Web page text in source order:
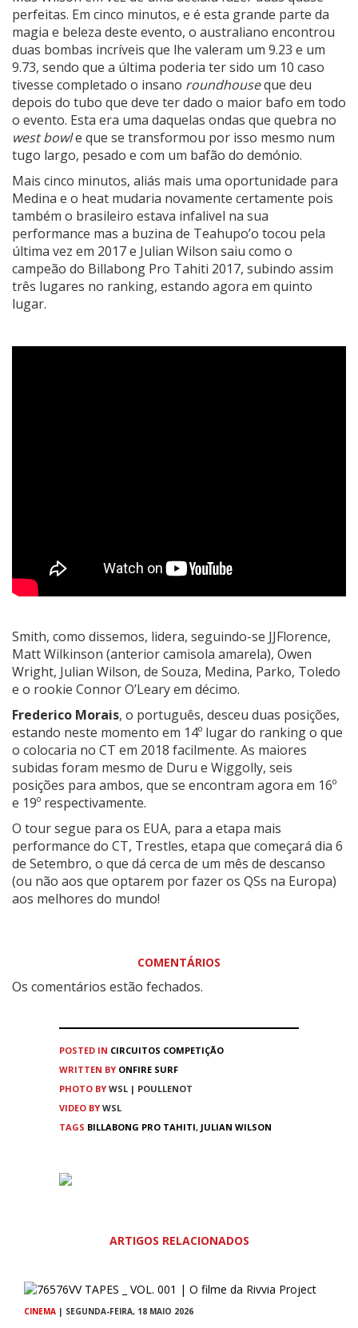
perfeitas. Em cinco minutos, e é esta grande parte da
magia e beleza deste evento, o australiano encontrou
duas bombas incríveis que lhe valeram um 9.23 e um
9.73, sendo que a última poderia ter sido um 10 caso
tivesse completado o insano roundhouseque deu
depois do tubo que deve ter dado o maior bafo em todo
o evento. Esta era uma daquelas ondas que quebra no
west bowle que se transformou por isso mesmo num
tugo largo, pesado e com um bafão do demónio.
Mais cinco minutos, aliás mais uma oportunidade para
Medina e o heat mudaria novamente certamente pois
também o brasileiro estava infalivel na sua
performance mas a buzina de Teahupo’o tocou pela
última vez em 2017 e Julian Wilson saiu como o
campeão do Billabong Pro Tahiti 2017, subindo assim
três lugares no ranking, estando agora em quinto
lugar.
Smith, como dissemos, lidera, seguindo-se JJFlorence,
Matt Wilkinson (anterior camisola amarela), Owen
Wright, Julian Wilson, de Souza, Medina, Parko, Toledo
e o rookie Connor O’Leary em décimo.
Frederico Morais, o português, desceu duas posições,
estando neste momento em 14º lugar do ranking o que
o colocaria no CT em 2018 facilmente. As maiores
subidas foram mesmo de Duru e Wiggolly, seis
posições para ambos, que se encontram agora em 16º
e 19º respectivamente.
O tour segue para os EUA, para a etapa mais
performance do CT, Trestles, etapa que começará dia 6
de Setembro, o que dá cerca de um mês de descanso
(ou não aos que optarem por fazer os QSs na Europa)
aos melhores do mundo!
COMENTÁRIOS
Os comentários estão fechados.
POSTED IN CIRCUITOS COMPETIÇÃO
WRITTEN BY ONFIRE SURF
PHOTO BY WSL | POULLENOT
VIDEO BY WSL
TAGS BILLABONG PRO TAHITI, JULIAN WILSON
ARTIGOS RELACIONADOS
CINEMA | SEGUNDA-FEIRA, 18 MAIO 2026